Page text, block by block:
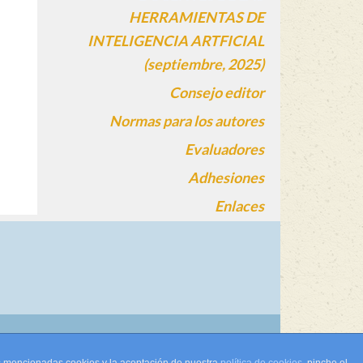
HERRAMIENTAS DE
INTELIGENCIA ARTFICIAL
(septiembre, 2025)
Consejo editor
Normas para los autores
Evaluadores
Adhesiones
Enlaces